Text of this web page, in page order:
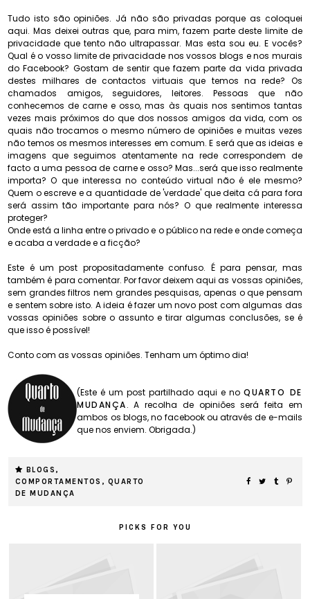
Tudo isto são opiniões. Já não são privadas porque as coloquei
aqui. Mas deixei outras que, para mim, fazem parte deste limite de
privacidade que tento não ultrapassar. Mas esta sou eu. E vocês?
Qual é o vosso limite de privacidade nos vossos blogs e nos murais
do Facebook? Gostam de sentir que fazem parte da vida privada
destes milhares de contactos virtuais que temos na rede? Os
chamados amigos, seguidores, leitores. Pessoas que não
conhecemos de carne e osso, mas às quais nos sentimos tantas
vezes mais próximos do que dos nossos amigos da vida, com os
quais não trocamos o mesmo número de opiniões e muitas vezes
não temos os mesmos interesses em comum. E será que as ideias e
imagens que seguimos atentamente na rede correspondem de
facto a uma pessoa de carne e osso? Mas...será que isso realmente
importa? O que interessa no conteúdo virtual não é ele mesmo?
Quem o escreve e a quantidade de 'verdade' que deita cá para fora
será assim tão importante para nós? O que realmente interessa
proteger?
Onde está a linha entre o privado e o público na rede e onde começa
e acaba a verdade e a ficção?
Este é um post propositadamente confuso. É para pensar, mas
também é para comentar. Por favor deixem aqui as vossas opiniões,
sem grandes filtros nem grandes pesquisas, apenas o que pensam
e sentem sobre isto. A ideia é fazer um novo post com algumas das
vossas opiniões sobre o assunto e tirar algumas conclusões, se é
que isso é possível!
Conto com as vossas opiniões. Tenham um óptimo dia!
(Este é um post partilhado aqui e noQUARTO DE
MUDANÇA. A recolha de opiniões será feita em
ambos os blogs, no facebook ou através de e-mails
que nos enviem. Obrigada.)
BLOGS ,
COMPORTAMENTOS , QUARTO
DE MUDANÇA
PICKS FOR YOU